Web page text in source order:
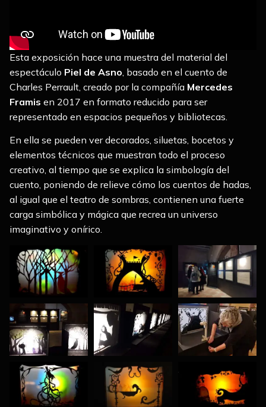
Esta exposición hace una muestra del material del
espectáculo Piel de Asno , basado en el cuento de
Charles Perrault, creado por la compañía Mercedes
Framis en 2017 en formato reducido para ser
representado en espacios pequeños y bibliotecas.
En ella se pueden ver decorados, siluetas, bocetos y
elementos técnicos que muestran todo el proceso
creativo, al tiempo que se explica la simbología del
cuento, poniendo de relieve cómo los cuentos de hadas,
al igual que el teatro de sombras, contienen una fuerte
carga simbólica y mágica que recrea un universo
imaginativo y onírico.